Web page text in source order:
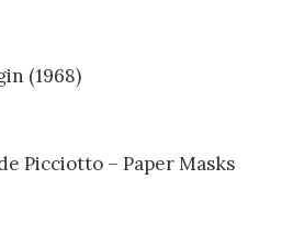
(1968)
Picciotto – Paper Masks